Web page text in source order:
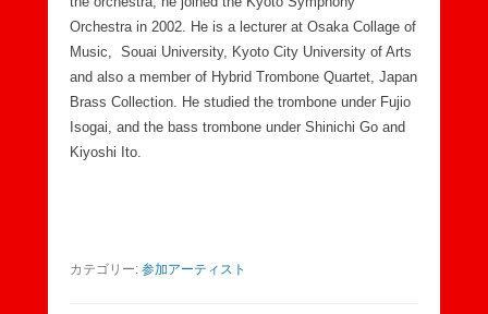
Orchestra in 2002. He is a lecturer at Osaka Collage of
Music, Souai University, Kyoto City University of Arts
and also a member of Hybrid Trombone Quartet, Japan
Brass Collection. He studied the trombone under Fujio
Isogai, and the bass trombone under Shinichi Go and
Kiyoshi Ito.
カテゴリー: 参加アーティスト